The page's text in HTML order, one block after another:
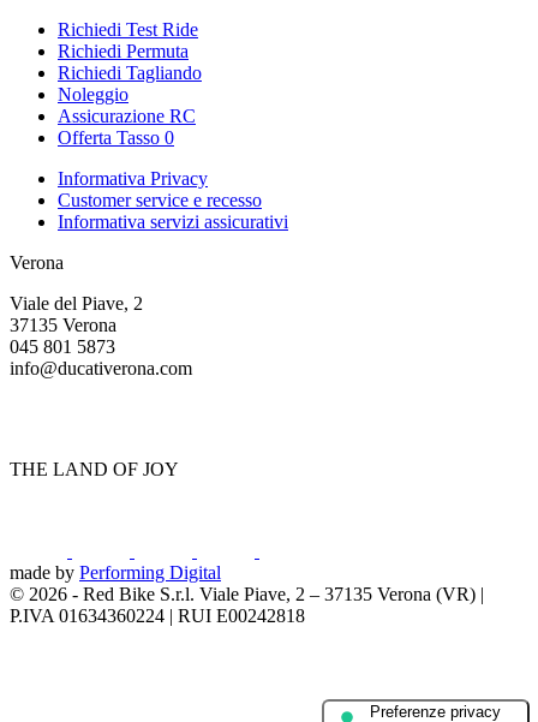
Richiedi Test Ride
Richiedi Permuta
Richiedi Tagliando
Noleggio
Assicurazione RC
Offerta Tasso 0
Informativa Privacy
Customer service e recesso
Informativa servizi assicurativi
Verona
Viale del Piave, 2
37135 Verona
045 801 5873
info@ducativerona.com
THE LAND OF JOY
made by Performing Digital
© 2026 - Red Bike S.r.l. Viale Piave, 2 – 37135 Verona (VR) |
P.IVA 01634360224 | RUI E00242818